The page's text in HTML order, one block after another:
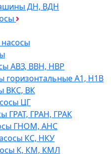
ДН, ВДН
АВЗ, ВВН, НВР
горизонтальные А1, Н1В
ВКС, ВК
ЦГ
ГРАТ, ГРАН, ГРАК
ГНОМ, АНС
КС, НКУ
К, КМ, КМЛ